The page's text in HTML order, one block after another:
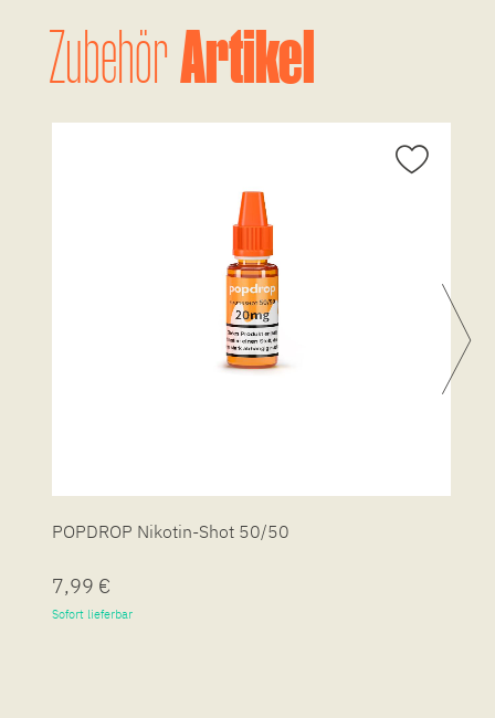
ZubehörArtikel
POPDROP Nikotin-Shot 50/50
7,99 €
Sofort lieferbar